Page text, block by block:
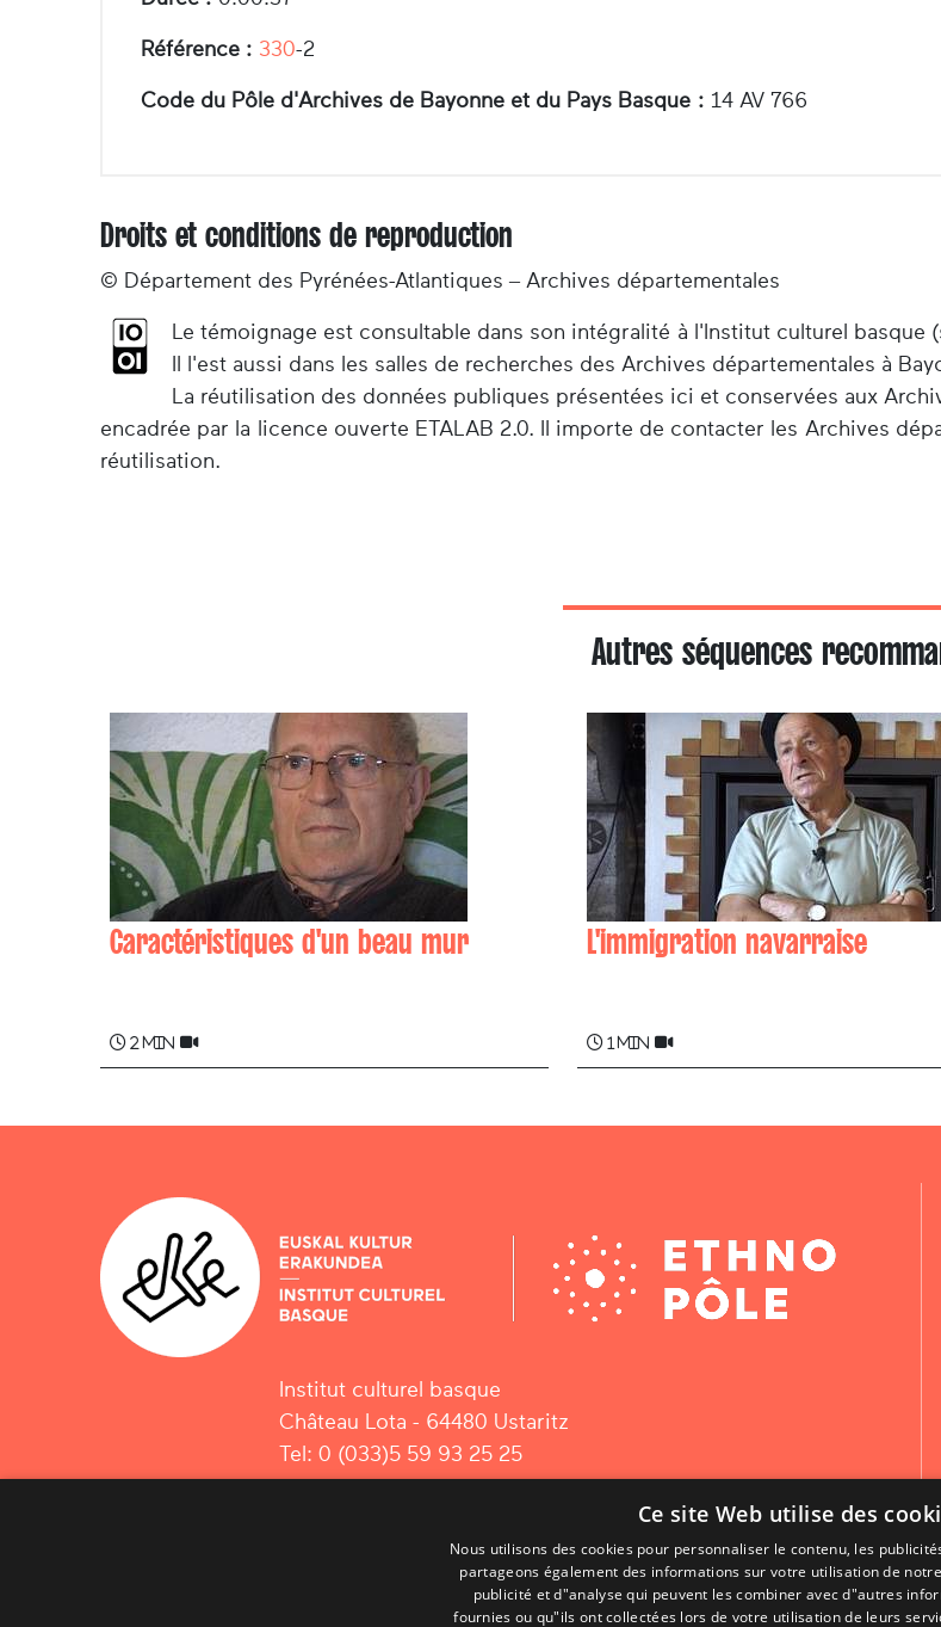
Référence : 330-2
Code du Pôle d'Archives de Bayonne et du Pays Basque : 14 AV 766
Droits et conditions de reproduction
© Département des Pyrénées-Atlantiques – Archives départementales
Le témoignage est consultable dans son intégralité à l'Institut culturel basque
Il l'est aussi dans les salles de recherches des Archives départementales à
La réutilisation des données publiques présentées ici et conservées aux
encadrée par la licence ouverte ETALAB 2.0. Il importe de contacter les Archives
réutilisation.
Autres séquences
Caractéristiques d'un beau mur
2 min
L'immigration navarraise
1 min
Institut culturel basque
Château Lota - 64480 Ustaritz
Tel: 0 (033)5 59 93 25 25
Ce site Web utilise des
Nous utilisons des cookies pour personnaliser le contenu, les
partageons également des informations sur votre utilisation de
publicité et d"analyse qui peuvent les combiner avec d"autres
fournies ou qu"ils ont collectées lors de votre utilisation de leurs